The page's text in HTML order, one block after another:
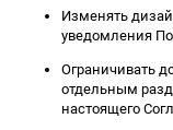
Изменять
уведомления
Ограничивать
отдельным
настоящего